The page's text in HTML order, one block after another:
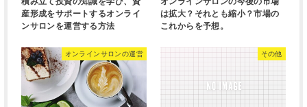
産形成をサポートするオンライ
ンサロンを運営する方法
は拡大？それとも縮小？市場の
これからを予想。
オンラインサロンの運営 その他